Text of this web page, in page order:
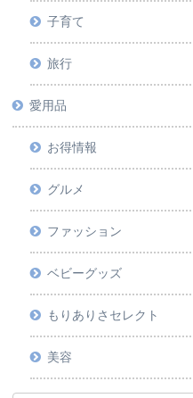
子育て
旅行
愛用品
お得情報
グルメ
ファッション
ベビーグッズ
もりありさセレクト
美容